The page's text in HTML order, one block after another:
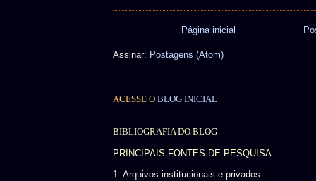
Página inicial
Assinar: Postagens (Atom)
ACESSE O BLOG INICIAL
BIBLIOGRAFIA DO BLOG
PRINCIPAIS FONTES DE PESQUISA
1. Arquivos institucionais e privados